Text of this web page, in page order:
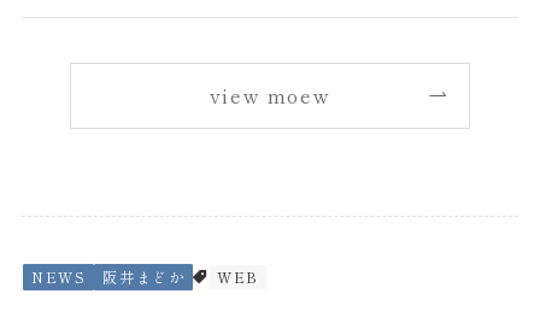
view moew
NEWS 阪井まどか WEB